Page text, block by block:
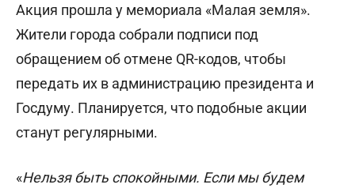
Акция прошла у мемориала «Малая земля».
Жители города собрали подписи под
обращением об отмене QR-кодов, чтобы
передать их в администрацию президента и
Госдуму. Планируется, что подобные акции
станут регулярными.
«Нельзя быть спокойными. Если мы будем